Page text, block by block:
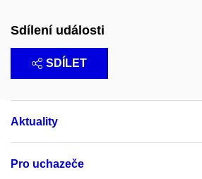
Sdílení události
SDÍLET
Aktuality
Pro uchazeče